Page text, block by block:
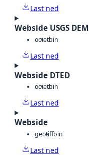
Last ned
Webside USGS DEM
octetbin
Last ned
Webside DTED
octetbin
Last ned
Webside
geotiffbin
Last ned